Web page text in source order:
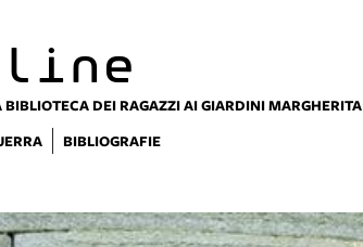
BIBLIOTECA DEI RAGAZZI AI GIARDINI MARGHERITA
BIBLIOGRAFIE